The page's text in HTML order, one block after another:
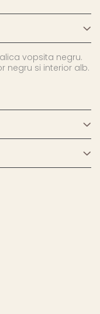
vopsita negru.
negru si interior alb.